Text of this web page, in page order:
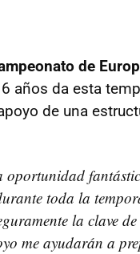
de
años da esta
de una
toda la
la clave
me ayudarán a